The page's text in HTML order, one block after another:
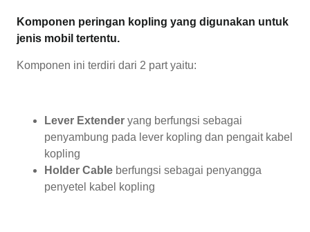
Komponen peringan kopling yang digunakan untuk
jenis mobil tertentu.
Komponen ini terdiri dari 2 part yaitu:
Lever Extender yang berfungsi sebagai
penyambung pada lever kopling dan pengait kabel
kopling
Holder Cable berfungsi sebagai penyangga
penyetel kabel kopling